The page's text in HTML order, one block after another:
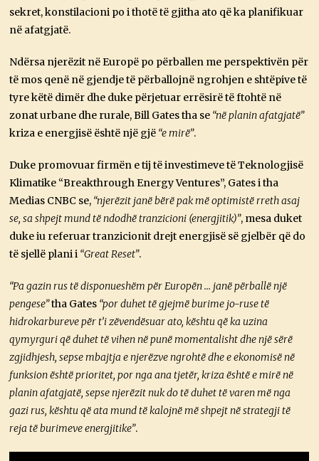
0
sekret, konstilacioni po i thotë të gjitha ato që ka planifikuar
në afatgjatë.
Ndërsa njerëzit në Europë po përballen me perspektivën për
të mos qenë në gjendje të përballojnë ngrohjen e shtëpive të
tyre këtë dimër dhe duke përjetuar errësirë ​​të ftohtë në
zonat urbane dhe rurale, Bill Gates tha se “në planin afatgjatë”
kriza e energjisë është një gjë “e mirë”.
Duke promovuar firmën e tij të investimeve të Teknologjisë
Klimatike “Breakthrough Energy Ventures”, Gates i tha
Medias CNBC se, “njerëzit janë bërë pak më optimistë rreth asaj
se, sa shpejt mund të ndodhë tranzicioni (energjitik)”, mesa duket
duke iu referuar tranzicionit drejt energjisë së gjelbër që do
të sjellë plani i “Great Reset”.
“Pa gazin rus të disponueshëm për Europën … janë përballë një
pengese”tha Gates “por duhet të gjejmë burime jo-ruse të
hidrokarbureve për t’i zëvendësuar ato, kështu që ka uzina
qymyrguri që duhet të vihen në punë momentalisht dhe një sërë
zgjidhjesh, sepse mbajtja e njerëzve ngrohtë dhe e ekonomisë në
funksion është prioritet, por nga ana tjetër, kriza është e mirë në
planin afatgjatë, sepse njerëzit nuk do të duhet të varen më nga
gazi rus, kështu që ata mund të kalojnë më shpejt në strategji të
reja të burimeve energjitike”.